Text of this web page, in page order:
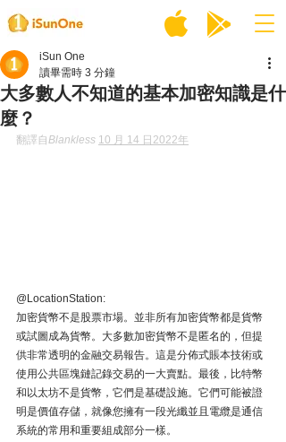
大多數人不知道的基本加密知識是什
麼？
iSun One
讀畢需時 3 分鐘
翻譯自Blankless 10 月 14 日2022年
@LocationStation:
加密貨幣不是股票市場。並非所有加密貨幣都是貨幣
或試圖成為貨幣。大多數加密貨幣不是匿名的，但提
供非常透明的金融交易報告。這是分佈式賬本技術或
使用公共區塊鏈記錄交易的一大賣點。最後，比特幣
和以太坊不是貨幣，它們是基礎設施。它們可能被證
明是價值存儲，就像您擁有一段光纖並且電纜是通信
系統的常用和重要組成部分一樣。